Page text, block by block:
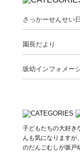
さっかーせんせい
園長だより
坂幼インフォメー
子どもたちの大好き
んも気になりますが
のだんごむしが坂戸